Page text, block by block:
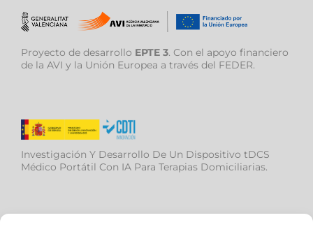
Proyecto de desarrollo EPTE 3. Con el apoyo financiero
de la AVI y la Unión Europea a través del FEDER.
Investigación Y Desarrollo De Un Dispositivo tDCS
Médico Portátil Con IA Para Terapias Domiciliarias.